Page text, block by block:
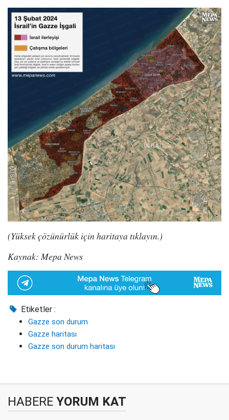
(Yüksek çözünürlük için haritaya tıklayın.)
Kaynak: Mepa News
Etiketler :
Gazze son durum
Gazze haritası
Gazze son durum haritası
HABERE YORUM KAT